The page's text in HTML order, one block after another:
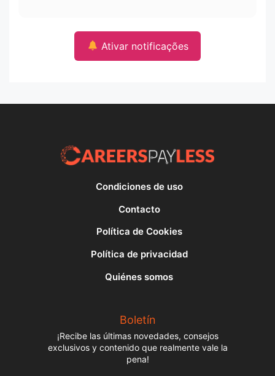
Ativar notificações
Condiciones de uso
Contacto
Política de Cookies
Política de privacidad
Quiénes somos
Boletín
¡Recibe las últimas novedades, consejos
exclusivos y contenido que realmente vale la
pena!